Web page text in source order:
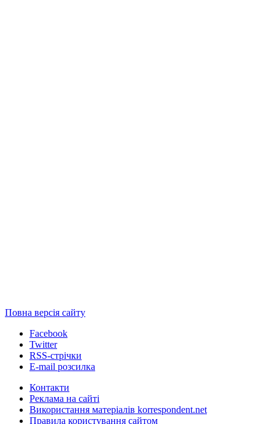
Повна версія сайту
Facebook
Twitter
RSS-стрічки
E-mail розсилка
Контакти
Реклама на сайті
Використання матеріалів korrespondent.net
Правила користування сайтом